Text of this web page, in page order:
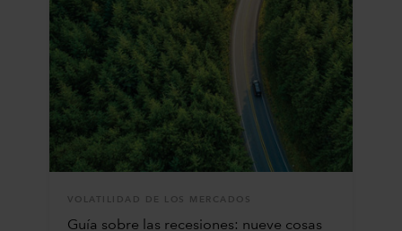
VOLATILIDAD DE LOS MERCADOS
Guía sobre las recesiones: nueve cosas